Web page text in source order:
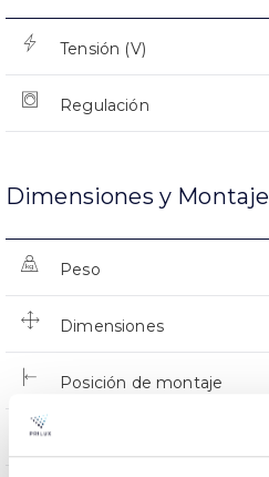
Tensión (V)
Regulación
Dimensiones y Montaje
Peso
Dimensiones
Posición de montaje